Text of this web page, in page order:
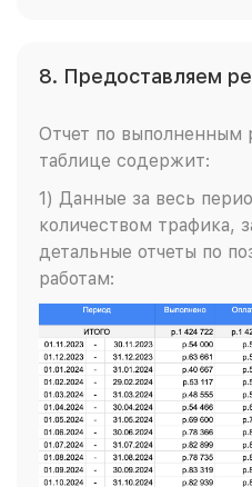
8. Предоставляем
Отчет по выполненным
таблице содержит:
1) Данные за весь
количеством трафика,
детальные отчеты по
работам: